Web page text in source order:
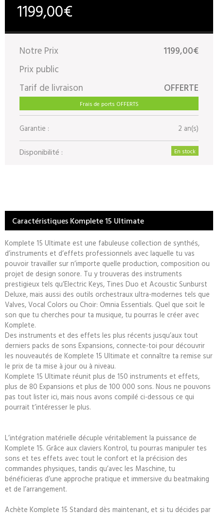
1199,00€
Notre Prix
1199,00€
Prix public
Tarif de livraison
OFFERTE
Frais de ports OFFERTS
Garantie : 2 an(s)
Disponibilité : En stock
Caractéristiques Komplete 15 Ultimate
Komplete 15 Ultimate est une fabuleuse collection de synthés,
d’instruments et d’effets professionnels avec laquelle tu vas
pouvoir travailler sur n’importe quelle production, composition ou
projet de design sonore. Tu y trouveras des instruments
prestigieux tels qu’Electric Keys, Tines Duo et Acoustic Sunburst
Deluxe, mais aussi des outils orchestraux ultra-modernes tels que
Valves, Vocal Colors ou Choir: Omnia Essentials. Quel que soit le
son que tu cherches pour ta musique, tu pourras le créer avec
Komplete.
Des instruments et des effets les plus récents jusqu’aux tout
derniers packs de sons Expansions, connecte-toi pour découvrir
les nouveautés de Komplete 15 Ultimate et connaître ta remise sur
le prix de ta mise à jour ou à niveau.
Komplete 15 Ultimate réunit plus de 150 instruments et effets,
plus de 80 Expansions et plus de 100 000 sons. Nous ne pouvons
pas tout lister ici, mais nous avons compilé ci-dessous ce qui
pourrait t’intéresser le plus.
L’intégration matérielle décuple véritablement la puissance de
Komplete 15. Grâce aux claviers Kontrol, tu pourras manipuler tes
sons et tes effets avec tout le confort et la précision des
commandes physiques, tandis qu’avec les Maschine, tu
bénéficieras d’une approche pratique et immersive du beatmaking
et de l’arrangement.
Achète Komplete 15 Standard dès maintenant, et si tu décides par